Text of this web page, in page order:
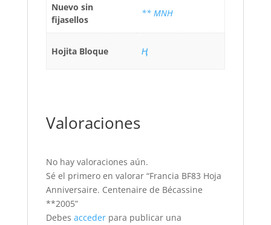
Nuevo sin
fijasellos
** MNH
Hojita Bloque Ң
Valoraciones
No hay valoraciones aún.
Sé el primero en valorar “Francia BF83 Hoja
Anniversaire. Centenaire de Bécassine
**2005”
Debes accederpara publicar una